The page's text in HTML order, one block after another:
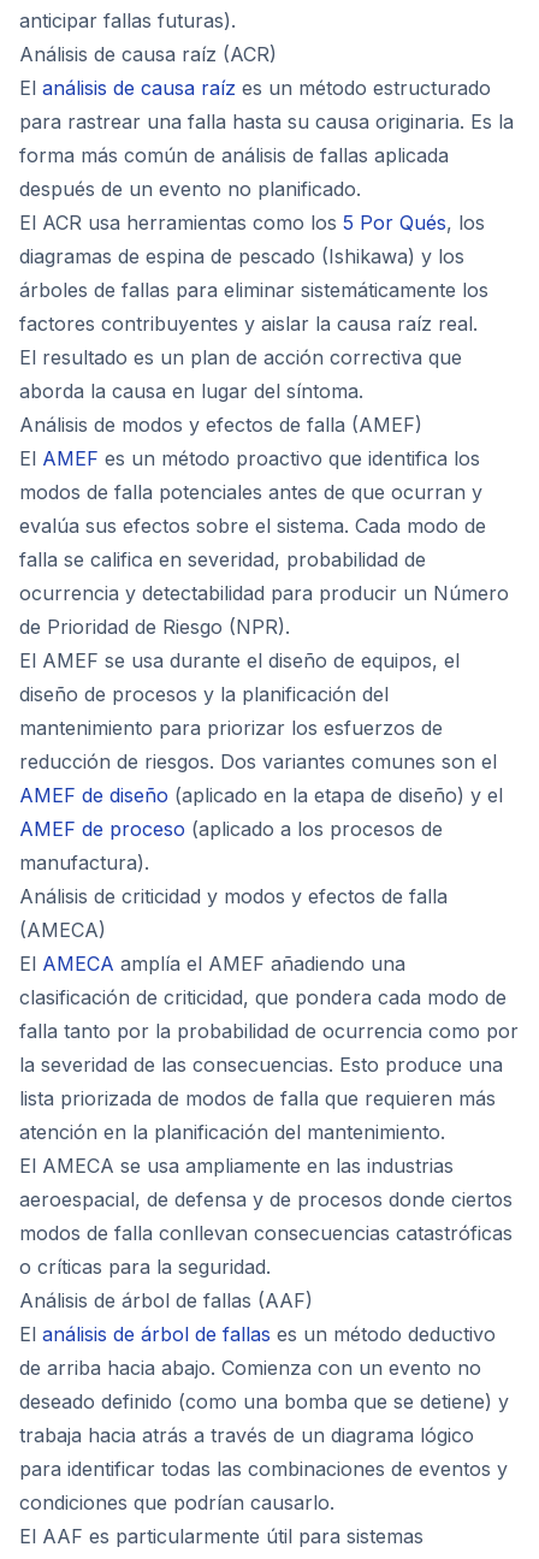
anticipar fallas futuras).
Análisis de causa raíz (ACR)
El análisis de causa raíz es un método estructurado
para rastrear una falla hasta su causa originaria. Es la
forma más común de análisis de fallas aplicada
después de un evento no planificado.
El ACR usa herramientas como los 5 Por Qués, los
diagramas de espina de pescado (Ishikawa) y los
árboles de fallas para eliminar sistemáticamente los
factores contribuyentes y aislar la causa raíz real.
El resultado es un plan de acción correctiva que
aborda la causa en lugar del síntoma.
Análisis de modos y efectos de falla (AMEF)
El AMEF es un método proactivo que identifica los
modos de falla potenciales antes de que ocurran y
evalúa sus efectos sobre el sistema. Cada modo de
falla se califica en severidad, probabilidad de
ocurrencia y detectabilidad para producir un Número
de Prioridad de Riesgo (NPR).
El AMEF se usa durante el diseño de equipos, el
diseño de procesos y la planificación del
mantenimiento para priorizar los esfuerzos de
reducción de riesgos. Dos variantes comunes son el
AMEF de diseño (aplicado en la etapa de diseño) y el
AMEF de proceso (aplicado a los procesos de
manufactura).
Análisis de criticidad y modos y efectos de falla
(AMECA)
El AMECA amplía el AMEF añadiendo una
clasificación de criticidad, que pondera cada modo de
falla tanto por la probabilidad de ocurrencia como por
la severidad de las consecuencias. Esto produce una
lista priorizada de modos de falla que requieren más
atención en la planificación del mantenimiento.
El AMECA se usa ampliamente en las industrias
aeroespacial, de defensa y de procesos donde ciertos
modos de falla conllevan consecuencias catastróficas
o críticas para la seguridad.
Análisis de árbol de fallas (AAF)
El análisis de árbol de fallas es un método deductivo
de arriba hacia abajo. Comienza con un evento no
deseado definido (como una bomba que se detiene) y
trabaja hacia atrás a través de un diagrama lógico
para identificar todas las combinaciones de eventos y
condiciones que podrían causarlo.
El AAF es particularmente útil para sistemas